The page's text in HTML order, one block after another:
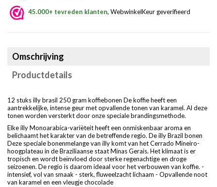
45.000+ tevreden klanten, WebwinkelKeur geverifieerd
Omschrijving
Productdetails
12 stuks illy brasil 250 gram koffiebonen De koffie heeft een
aantrekkelijke, intense geur met opvallende tonen van karamel. Al deze
tonen worden versterkt door onze speciale brandingsmethode.
Elke illy Monoarabica-variëteit heeft een onmiskenbaar aroma en
belichaamt het karakter van de betreffende regio. De illy Brazil bonen
Deze speciale bonenmelange van illy komt van het Cerrado Mineiro-
hoogplateau in de Braziliaanse staat Minas Gerais. Het klimaat is er
tropisch en wordt beïnvloed door sterke regenachtige en droge
seizoenen. De regio is daarom ideaal voor het verbouwen van koffie. -
intensief, vol van smaak - sterk, fluweelzacht lichaam - Opvallende noot
van karamel en een vleugje chocolade